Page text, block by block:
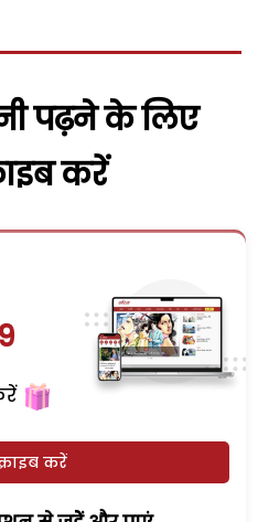
पढ़ने के लिए
करें
करें